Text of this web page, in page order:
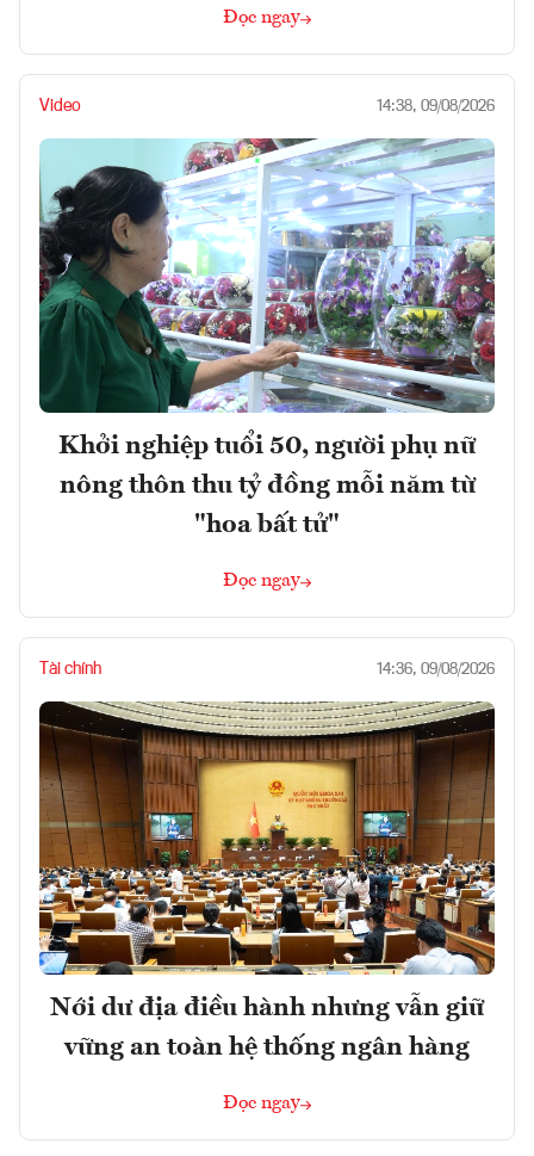
Đọc ngay
Video 14:38, 09/08/2026
Khởi nghiệp tuổi 50, người phụ nữ
nông thôn thu tỷ đồng mỗi năm từ
"hoa bất tử"
Đọc ngay
Tài chính 14:36, 09/08/2026
Nới dư địa điều hành nhưng vẫn giữ
vững an toàn hệ thống ngân hàng
Đọc ngay